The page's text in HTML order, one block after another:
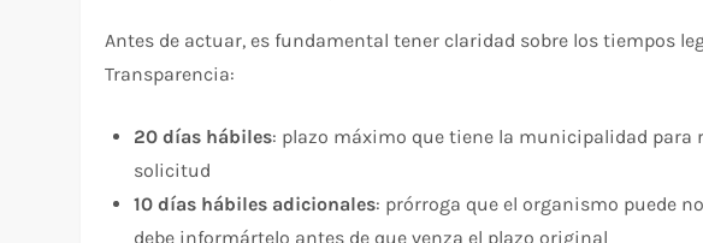
Antes de actuar, es fundamental tener claridad sobre los tiempos
Transparencia:
20 días hábiles: plazo máximo que tiene la municipalidad para
solicitud
10 días hábiles adicionales: prórroga que el organismo puede
debe informártelo antes de que venza el plazo original